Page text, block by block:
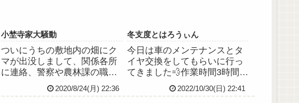
小埜寺家大騒動
ついにうちの敷地内の畑にク
マが出没しまして、関係各所
に連絡、警察や農林課の職員
さんが来て事情聴取されたり
なんやかんやで大騒ぎでした
2020/8/24(月) 22:36
冬支度とはろうぃん
今日は車のメンテナンスとタ
イヤ交換をしてもらいに行っ
てきました💨作業時間3時間ぐ
らいかかるとのことで代車が
出たので、作業が終わるのを
2022/10/30(日) 22:41